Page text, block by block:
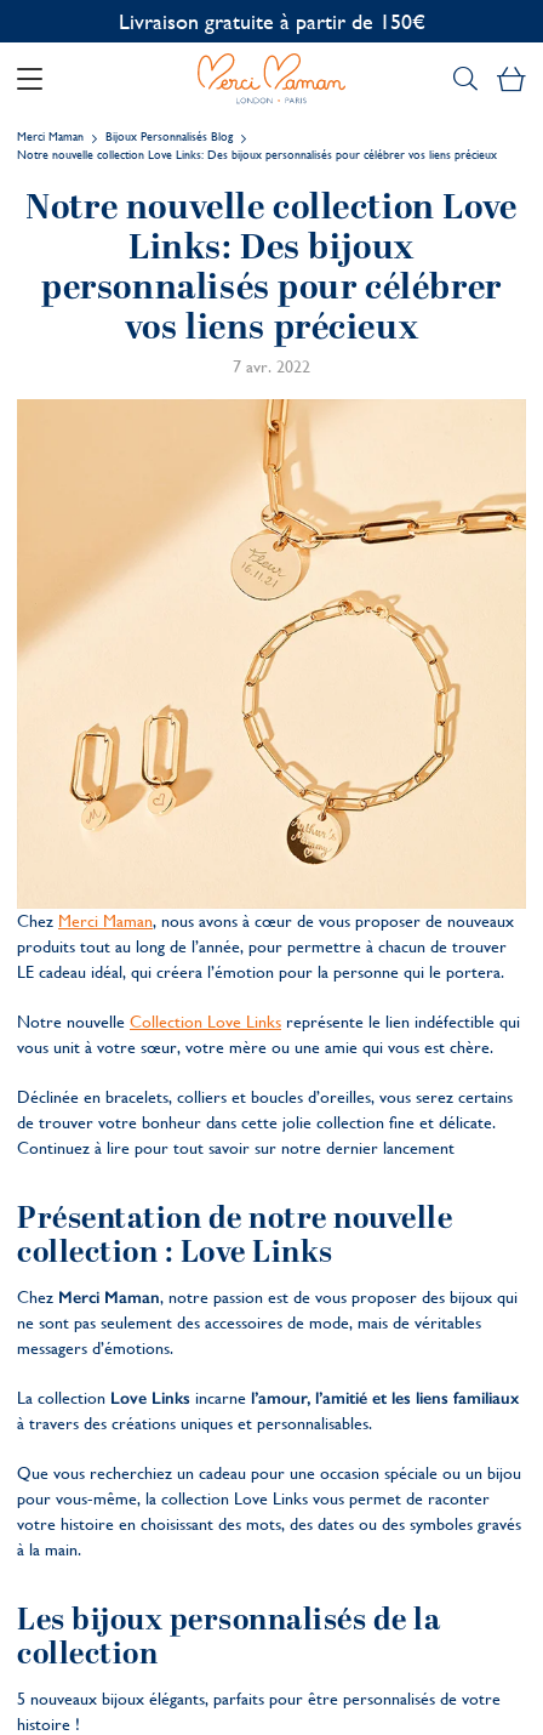
Personnalisation offerte
Merci Maman
Bijoux Personnalisés Blog
Notre nouvelle collection Love Links: Des bijoux personnalisés pour célébrer vos liens précieux
Notre nouvelle collection Love
Links: Des bijoux
personnalisés pour célébrer
vos liens précieux
7 avr. 2022
Chez Merci Maman, nous avons à cœur de vous proposer de nouveaux
produits tout au long de l’année, pour permettre à chacun de trouver
LE cadeau idéal, qui créera l’émotion pour la personne qui le portera.
Notre nouvelle Collection Love Links représente le lien indéfectible qui
vous unit à votre sœur, votre mère ou une amie qui vous est chère.
Déclinée en bracelets, colliers et boucles d’oreilles, vous serez certains
de trouver votre bonheur dans cette jolie collection fine et délicate.
Continuez à lire pour tout savoir sur notre dernier lancement
Présentation de notre nouvelle
collection : Love Links
Chez Merci Maman, notre passion est de vous proposer des bijoux qui
ne sont pas seulement des accessoires de mode, mais de véritables
messagers d’émotions.
La collection Love Links incarne l’amour, l’amitié et les liens familiaux
à travers des créations uniques et personnalisables.
Que vous recherchiez un cadeau pour une occasion spéciale ou un bijou
pour vous-même, la collection Love Links vous permet de raconter
votre histoire en choisissant des mots, des dates ou des symboles gravés
à la main.
Les bijoux personnalisés de la
collection
5 nouveaux bijoux élégants, parfaits pour être personnalisés de votre
histoire !